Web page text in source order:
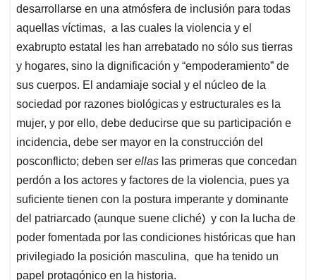
desarrollarse en una atmósfera de inclusión para todas
aquellas víctimas, a las cuales la violencia y el
exabrupto estatal les han arrebatado no sólo sus tierras
y hogares, sino la dignificación y “empoderamiento” de
sus cuerpos. El andamiaje social y el núcleo de la
sociedad por razones biológicas y estructurales es la
mujer, y por ello, debe deducirse que su participación e
incidencia, debe ser mayor en la construcción del
posconflicto; deben ser ellas las primeras que concedan
perdón a los actores y factores de la violencia, pues ya
suficiente tienen con la postura imperante y dominante
del patriarcado (aunque suene cliché) y con la lucha de
poder fomentada por las condiciones históricas que han
privilegiado la posición masculina, que ha tenido un
papel protagónico en la historia.